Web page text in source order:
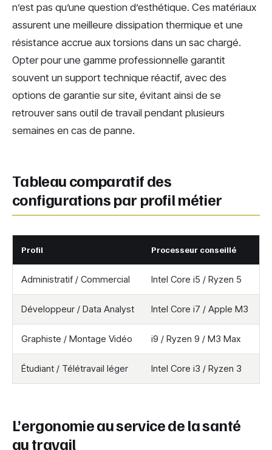
n’est pas qu’une question d’esthétique. Ces matériaux
assurent une meilleure dissipation thermique et une
résistance accrue aux torsions dans un sac chargé.
Opter pour une gamme professionnelle garantit
souvent un support technique réactif, avec des
options de garantie sur site, évitant ainsi de se
retrouver sans outil de travail pendant plusieurs
semaines en cas de panne.
Tableau comparatif des
configurations par profil métier
Profil Processeur conseillé
Administratif / Commercial Intel Core i5 / Ryzen 5
Développeur / Data Analyst Intel Core i7 / Apple M3
Graphiste / Montage Vidéo i9 / Ryzen 9 / M3 Max
Étudiant / Télétravail léger Intel Core i3 / Ryzen 3
L’ergonomie au service de la santé
au travail